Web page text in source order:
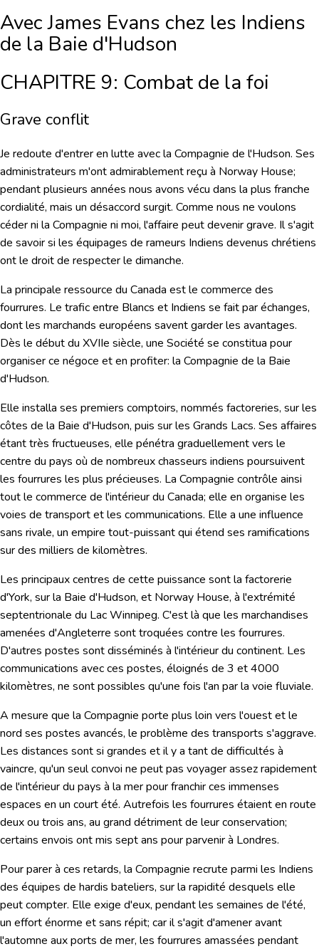
Avec James Evans chez les Indiens
de la Baie d'Hudson
CHAPITRE 9: Combat de la foi
Grave conflit
Je redoute d'entrer en lutte avec la Compagnie de l'Hudson. Ses
administrateurs m'ont admirablement reçu à Norway House;
pendant plusieurs années nous avons vécu dans la plus franche
cordialité, mais un désaccord surgit. Comme nous ne voulons
céder ni la Compagnie ni moi, l'affaire peut devenir grave. Il s'agit
de savoir si les équipages de rameurs Indiens devenus chrétiens
ont le droit de respecter le dimanche.
La principale ressource du Canada est le commerce des
fourrures. Le trafic entre Blancs et Indiens se fait par échanges,
dont les marchands européens savent garder les avantages.
Dès le début du XVIIe siècle, une Société se constitua pour
organiser ce négoce et en profiter: la Compagnie de la Baie
d'Hudson.
Elle installa ses premiers comptoirs, nommés factoreries, sur les
côtes de la Baie d'Hudson, puis sur les Grands Lacs. Ses affaires
étant très fructueuses, elle pénétra graduellement vers le
centre du pays où de nombreux chasseurs indiens poursuivent
les fourrures les plus précieuses. La Compagnie contrôle ainsi
tout le commerce de l'intérieur du Canada; elle en organise les
voies de transport et les communications. Elle a une influence
sans rivale, un empire tout-puissant qui étend ses ramifications
sur des milliers de kilomètres.
Les principaux centres de cette puissance sont la factorerie
d'York, sur la Baie d'Hudson, et Norway House, à l'extrémité
septentrionale du Lac Winnipeg. C'est là que les marchandises
amenées d'Angleterre sont troquées contre les fourrures.
D'autres postes sont disséminés à l'intérieur du continent. Les
communications avec ces postes, éloignés de 3 et 4000
kilomètres, ne sont possibles qu'une fois l'an par la voie fluviale.
A mesure que la Compagnie porte plus loin vers l'ouest et le
nord ses postes avancés, le problème des transports s'aggrave.
Les distances sont si grandes et il y a tant de difficultés à
vaincre, qu'un seul convoi ne peut pas voyager assez rapidement
de l'intérieur du pays à la mer pour franchir ces immenses
espaces en un court été. Autrefois les fourrures étaient en route
deux ou trois ans, au grand détriment de leur conservation;
certains envois ont mis sept ans pour parvenir à Londres.
Pour parer à ces retards, la Compagnie recrute parmi les Indiens
des équipes de hardis bateliers, sur la rapidité desquels elle
peut compter. Elle exige d'eux, pendant les semaines de l'été,
un effort énorme et sans répit; car il s'agit d'amener avant
l'automne aux ports de mer, les fourrures amassées pendant